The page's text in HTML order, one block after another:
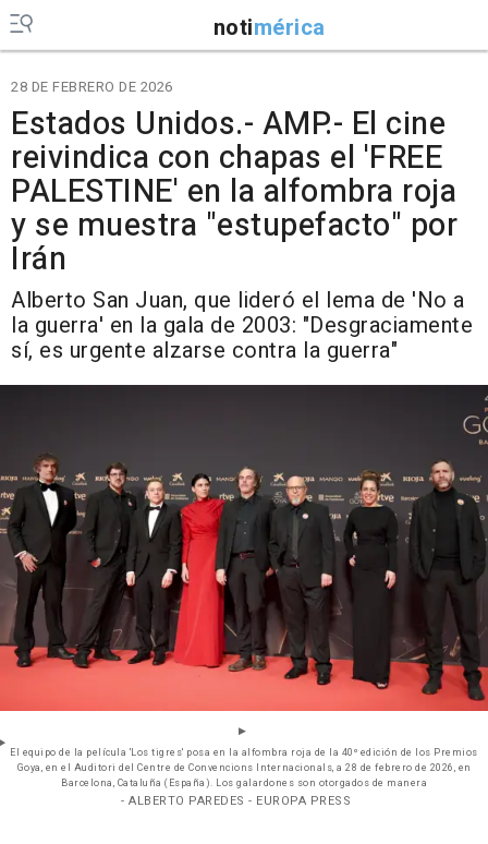
notimérica
28 DE FEBRERO DE 2026
Estados Unidos.- AMP.- El cine
reivindica con chapas el 'FREE
PALESTINE' en la alfombra roja
y se muestra "estupefacto" por
Irán
Alberto San Juan, que lideró el lema de 'No a
la guerra' en la gala de 2003: "Desgraciamente
sí, es urgente alzarse contra la guerra"
El equipo de la película 'Los tigres' posa en la alfombra roja de la 40º edición de los Premios
Goya, en el Auditori del Centre de Convencions Internacionals, a 28 de febrero de 2026, en
Barcelona, Cataluña (España). Los galardones son otorgados de manera
- ALBERTO PAREDES - EUROPA PRESS